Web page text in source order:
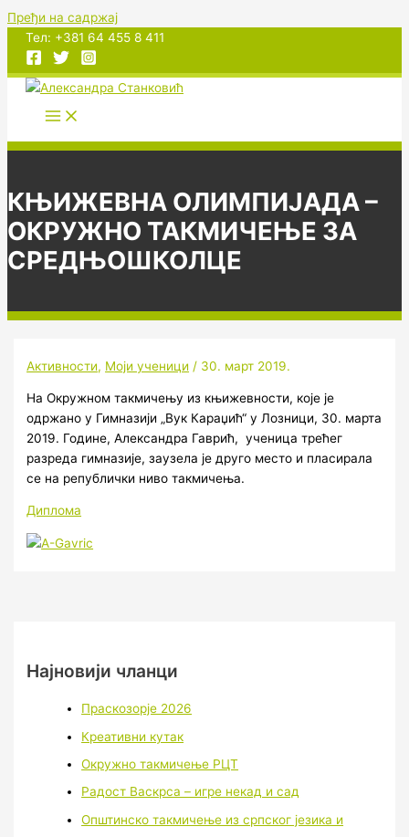
Пређи на садржај
Тел: +381 64 455 8 411
КЊИЖЕВНА ОЛИМПИЈАДА –
ОКРУЖНО ТАКМИЧЕЊЕ ЗА
СРЕДЊОШКОЛЦЕ
Активности, Моји ученици / 30. март 2019.
На Окружном такмичењу из књижевности, које је
одржано у Гимназији „Вук Караџић“ у Лозници, 30. марта
2019. Године, Александра Гаврић, ученица трећег
разреда гимназије, заузела је друго место и пласирала
се на републички ниво такмичења.
Диплома
Најновији чланци
Праскозорје 2026
Креативни кутак
Окружно такмичење РЦТ
Радост Васкрса – игре некад и сад
Општинско такмичење из српског језика и